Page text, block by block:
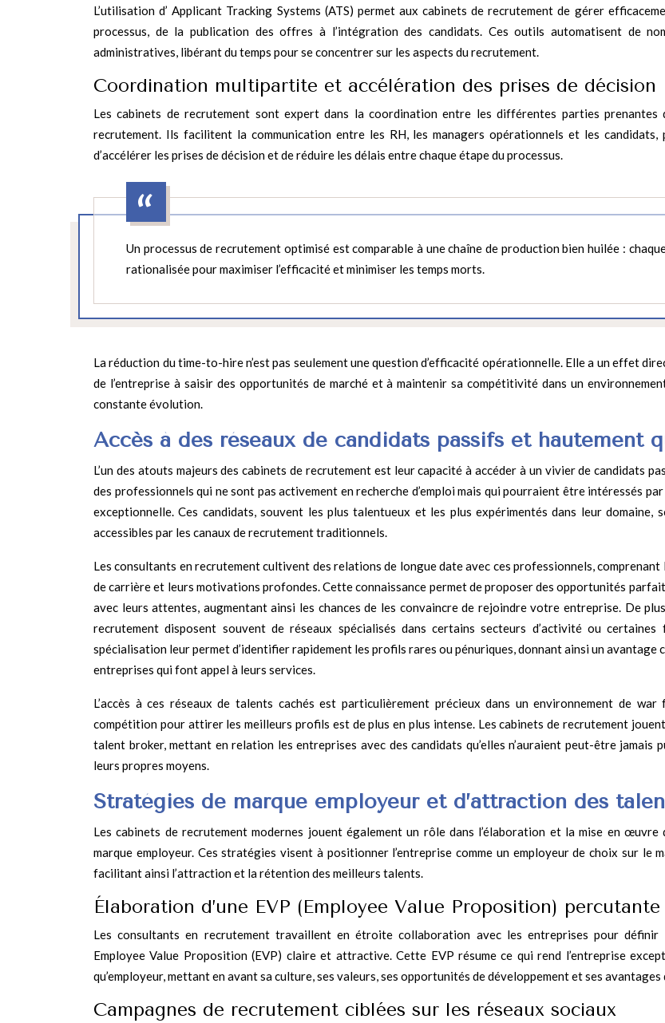
L’utilisation d’ Applicant Tracking Systems (ATS) permet aux cabinets de recrutement de gérer
processus, de la publication des offres à l’intégration des candidats. Ces outils automatisent de
administratives, libérant du temps pour se concentrer sur les aspects du recrutement.
Coordination multipartite et accélération des prises de décision
Les cabinets de recrutement sont expert dans la coordination entre les différentes parties prenantes
recrutement. Ils facilitent la communication entre les RH, les managers opérationnels et les candidats,
d’accélérer les prises de décision et de réduire les délais entre chaque étape du processus.
Un processus de recrutement optimisé est comparable à une chaîne de production bien huilée :
rationalisée pour maximiser l’efficacité et minimiser les temps morts.
La réduction du time-to-hire n’est pas seulement une question d’efficacité opérationnelle. Elle a un effet
de l’entreprise à saisir des opportunités de marché et à maintenir sa compétitivité dans un
constante évolution.
Accès à des réseaux de candidats passifs et hautement
L’un des atouts majeurs des cabinets de recrutement est leur capacité à accéder à un vivier de candidats
des professionnels qui ne sont pas activement en recherche d’emploi mais qui pourraient être intéressés
exceptionnelle. Ces candidats, souvent les plus talentueux et les plus expérimentés dans leur domaine,
accessibles par les canaux de recrutement traditionnels.
Les consultants en recrutement cultivent des relations de longue date avec ces professionnels,
de carrière et leurs motivations profondes. Cette connaissance permet de proposer des opportunités
avec leurs attentes, augmentant ainsi les chances de les convaincre de rejoindre votre entreprise. De
recrutement disposent souvent de réseaux spécialisés dans certains secteurs d’activité ou certaines
spécialisation leur permet d’identifier rapidement les profils rares ou pénuriques, donnant ainsi un avantage
entreprises qui font appel à leurs services.
L’accès à ces réseaux de talents cachés est particulièrement précieux dans un environnement de
compétition pour attirer les meilleurs profils est de plus en plus intense. Les cabinets de recrutement
talent broker, mettant en relation les entreprises avec des candidats qu’elles n’auraient peut-être jamais
leurs propres moyens.
Stratégies de marque employeur et d’attraction des
Les cabinets de recrutement modernes jouent également un rôle dans l’élaboration et la mise en œuvre
marque employeur. Ces stratégies visent à positionner l’entreprise comme un employeur de choix sur le
facilitant ainsi l’attraction et la rétention des meilleurs talents.
Élaboration d’une EVP (Employee Value Proposition) percutante
Les consultants en recrutement travaillent en étroite collaboration avec les entreprises pour
Employee Value Proposition (EVP) claire et attractive. Cette EVP résume ce qui rend l’entreprise
qu’employeur, mettant en avant sa culture, ses valeurs, ses opportunités de développement et ses
Campagnes de recrutement ciblées sur les réseaux sociaux